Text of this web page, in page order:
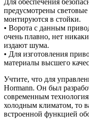
Для обеспечения
предусмотрены
монтируются в стойки.
• Ворота с данным
очень плавно, нет
издают шума.
• Для изготовления
материалы высшего
Учтите, что для
Hormann. Он был
современным
холодным климатом, то
встроенной функцией